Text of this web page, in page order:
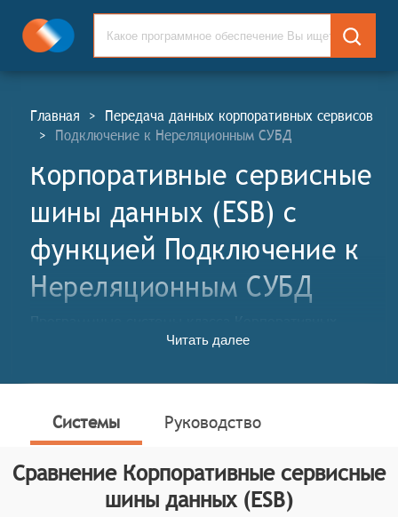
Главная > Передача данных корпоративных сервисов
> Подключение к Нереляционным СУБД
Корпоративные сервисные
шины данных (ESB) c
функцией Подключение к
Нереляционным СУБД
сервисных шин данных (КСШ; англ. Enterprise
стандартизированного эффективного и надёжного
приложений предприятия.
определяет конкретные функциональные критерии
для систем. Для включения системы в категорию
Читать далее
Системы Руководство
Сравнение Корпоративные сервисные
шины данных (ESB)